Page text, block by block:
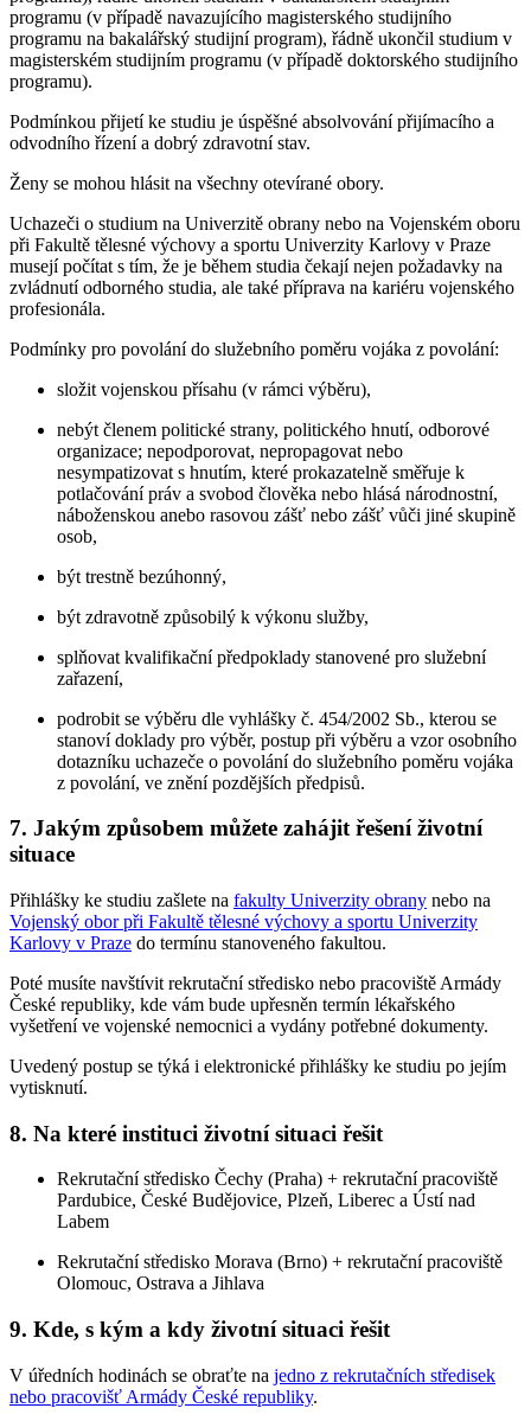
programu (v případě navazujícího magisterského studijního
programu na bakalářský studijní program), řádně ukončil studium v
magisterském studijním programu (v případě doktorského studijního
programu).
Podmínkou přijetí ke studiu je úspěšné absolvování přijímacího a
odvodního řízení a dobrý zdravotní stav.
Ženy se mohou hlásit na všechny otevírané obory.
Uchazeči o studium na Univerzitě obrany nebo na Vojenském oboru
při Fakultě tělesné výchovy a sportu Univerzity Karlovy v Praze
musejí počítat s tím, že je během studia čekají nejen požadavky na
zvládnutí odborného studia, ale také příprava na kariéru vojenského
profesionála.
Podmínky pro povolání do služebního poměru vojáka z povolání:
složit vojenskou přísahu (v rámci výběru),
nebýt členem politické strany, politického hnutí, odborové
organizace; nepodporovat, nepropagovat nebo
nesympatizovat s hnutím, které prokazatelně směřuje k
potlačování práv a svobod člověka nebo hlásá národnostní,
náboženskou anebo rasovou zášť nebo zášť vůči jiné skupině
osob,
být trestně bezúhonný,
být zdravotně způsobilý k výkonu služby,
splňovat kvalifikační předpoklady stanovené pro služební
zařazení,
podrobit se výběru dle vyhlášky č. 454/2002 Sb., kterou se
stanoví doklady pro výběr, postup při výběru a vzor osobního
dotazníku uchazeče o povolání do služebního poměru vojáka
z povolání, ve znění pozdějších předpisů.
7. Jakým způsobem můžete zahájit řešení životní
situace
Přihlášky ke studiu zašlete na fakulty Univerzity obrany nebo na
Vojenský obor při Fakultě tělesné výchovy a sportu Univerzity
Karlovy v Praze do termínu stanoveného fakultou.
Poté musíte navštívit rekrutační středisko nebo pracoviště Armády
České republiky, kde vám bude upřesněn termín lékařského
vyšetření ve vojenské nemocnici a vydány potřebné dokumenty.
Uvedený postup se týká i elektronické přihlášky ke studiu po jejím
vytisknutí.
8. Na které instituci životní situaci řešit
Rekrutační středisko Čechy (Praha) + rekrutační pracoviště
Pardubice, České Budějovice, Plzeň, Liberec a Ústí nad
Labem
Rekrutační středisko Morava (Brno) + rekrutační pracoviště
Olomouc, Ostrava a Jihlava
9. Kde, s kým a kdy životní situaci řešit
V úředních hodinách se obraťte na jedno z rekrutačních středisek
nebo pracovišť Armády České republiky.